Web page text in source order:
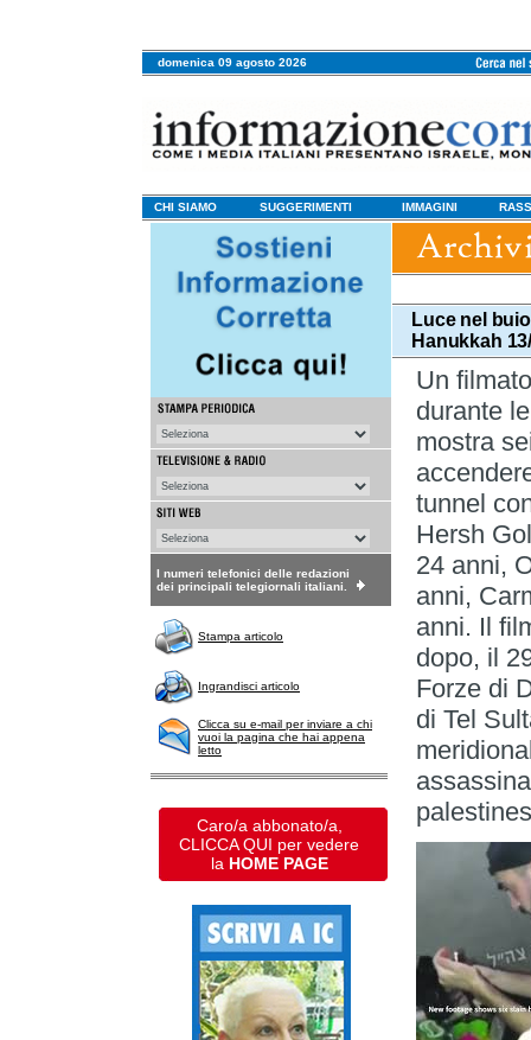
domenica 09 agosto 2026
CHI SIAMO SUGGERIMENTI IMMAGINI
I numeri telefonici delle redazioni
dei principali telegiornali italiani.
Stampa articolo
Ingrandisci articolo
Clicca su e-mail per inviare a chi
vuoi la pagina che hai appena
letto
Caro/a abbonato/a,
CLICCA QUI per vedere
la HOME PAGE
Luce nel
Hanukkah
Un
durante
mostra
tunnel
Hersh
24 anni,
anni,
anni. Il
dopo, il
Forze di
di Tel